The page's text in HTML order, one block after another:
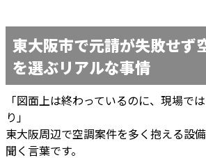
東大阪市で元請が失敗せず
を選ぶリアルな事情
「図面上は終わっているのに、現場で
り」
東大阪周辺で空調案件を多く抱える設
聞く言葉です。